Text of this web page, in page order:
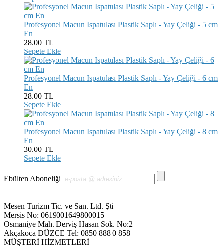
Profesyonel Macun Ispatulası Plastik Saplı - Yay Çeliği - 5 cm
En
28.00 TL
Sepete Ekle
Profesyonel Macun Ispatulası Plastik Saplı - Yay Çeliği - 6 cm
En
28.00 TL
Sepete Ekle
Profesyonel Macun Ispatulası Plastik Saplı - Yay Çeliği - 8 cm
En
30.00 TL
Sepete Ekle
Ebülten Aboneliği
Mesen Turizm Tic. ve San. Ltd. Şti
Mersis No: 0619001649800015
Osmaniye Mah. Derviş Hasan Sok. No:2
Akçakoca DÜZCE Tel: 0850 888 0 858
MÜŞTERİ HİZMETLERİ